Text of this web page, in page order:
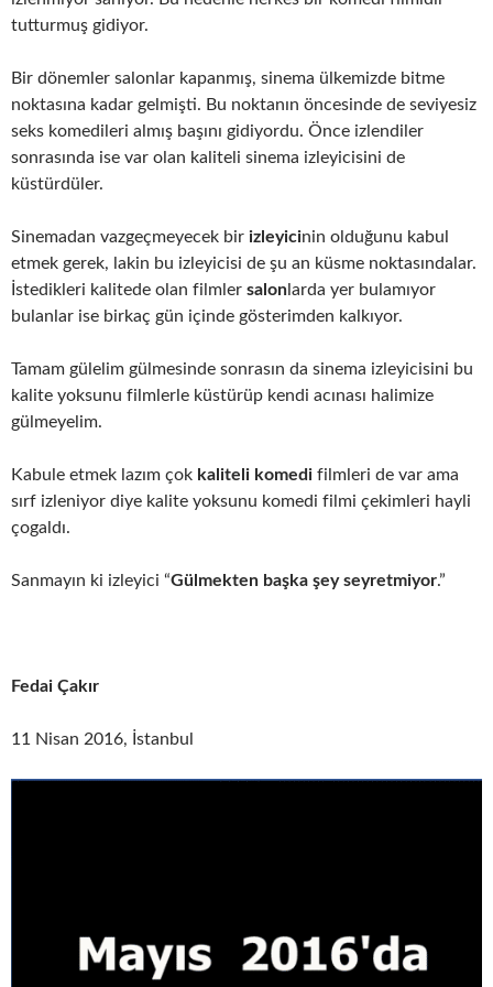
tutturmuş gidiyor.
Bir dönemler salonlar kapanmış, sinema ülkemizde bitme
noktasına kadar gelmişti. Bu noktanın öncesinde de seviyesiz
seks komedileri almış başını gidiyordu. Önce izlendiler
sonrasında ise var olan kaliteli sinema izleyicisini de
küstürdüler.
Sinemadan vazgeçmeyecek bir izleyicinin olduğunu kabul
etmek gerek, lakin bu izleyicisi de şu an küsme noktasındalar.
İstedikleri kalitede olan filmler salon larda yer bulamıyor
bulanlar ise birkaç gün içinde gösterimden kalkıyor.
Tamam gülelim gülmesinde sonrasın da sinema izleyicisini bu
kalite yoksunu filmlerle küstürüp kendi acınası halimize
gülmeyelim.
Kabule etmek lazım çok kaliteli komedi filmleri de var ama
sırf izleniyor diye kalite yoksunu komedi filmi çekimleri hayli
çogaldı.
Sanmayın ki izleyici “Gülmekten başka şey seyretmiyor.”
Fedai Çakır
11 Nisan 2016, İstanbul